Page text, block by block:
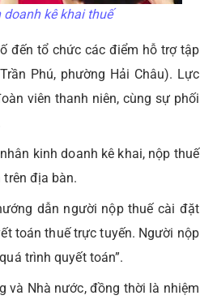
kê khai thuế
đến tổ chức các điểm hỗ trợ tập
Phú, phường Hải Châu). Lực
viên thanh niên, cùng sự phối
kinh doanh kê khai, nộp thuế
địa bàn.
dẫn người nộp thuế cài đặt
toán thuế trực tuyến. Người nộp
trình quyết toán”.
và Nhà nước, đồng thời là nhiệm